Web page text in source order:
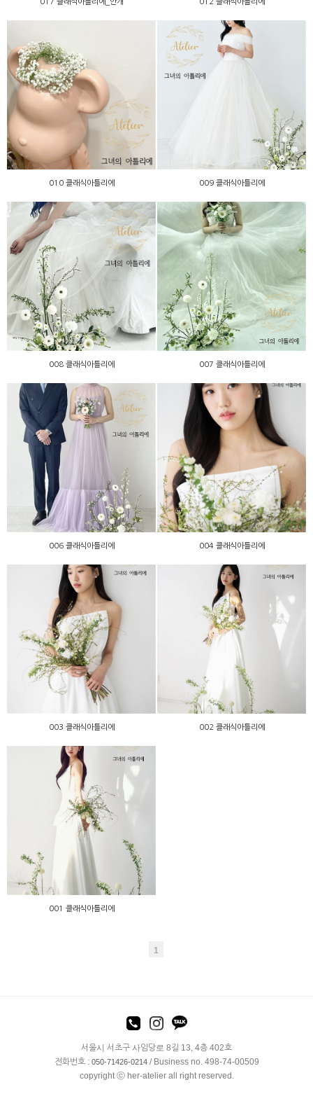
017 클래식아틀리에_안개 012 클래식아틀리에
010 클래식아틀리에
010 클래식아틀리에
009 클래식아틀리에
009 클래식아틀리에
008 클래식아틀리에
008 클래식아틀리에
007 클래식아틀리에
007 클래식아틀리에
006 클래식아틀리에
006 클래식아틀리에
004 클래식아틀리에
004 클래식아틀리에
003 클래식아틀리에
003 클래식아틀리에
002 클래식아틀리에
002 클래식아틀리에
001 클래식아틀리에
001 클래식아틀리에
1
서울시 서초구 사임당로 8길 13, 4층 402호
전화번호 : 050-71426-0214/ Business no. 498-74-00509
copyright ⓒ her-atelier all right reserved.